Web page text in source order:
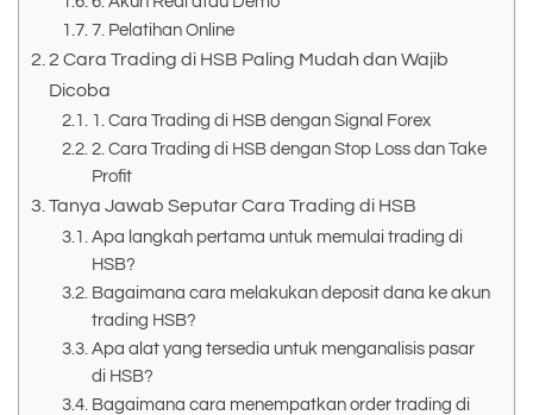
7. Pelatihan Online
2 Cara Trading di HSB Paling Mudah dan Wajib
Dicoba
1. Cara Trading di HSB dengan Signal Forex
2. Cara Trading di HSB dengan Stop Loss dan Take
Profit
Tanya Jawab Seputar Cara Trading di HSB
Apa langkah pertama untuk memulai trading di
HSB?
Bagaimana cara melakukan deposit dana ke akun
trading HSB?
Apa alat yang tersedia untuk menganalisis pasar
di HSB?
Bagaimana cara menempatkan order trading di